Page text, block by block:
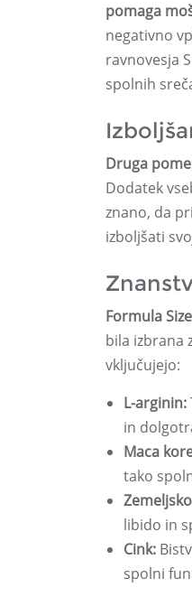
pomaga
negativno
ravnovesja
spolnih
Druga
Dodatek
znano, da
izboljšati
Formula
bila izbrana
vključujejo:
L-arginin:
in
Maca
tako
libido in
Cink:
spolni